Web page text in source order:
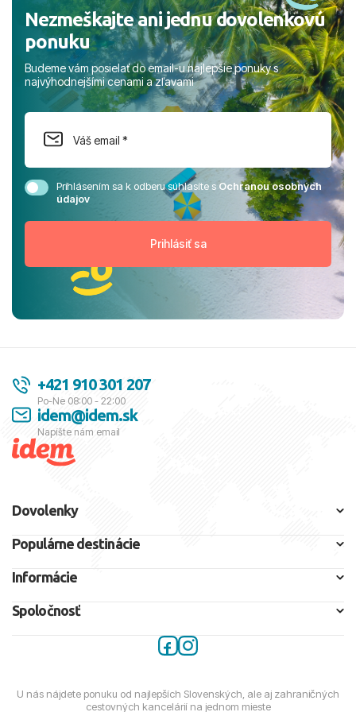
Nezmeškajte ani jednu dovolenkovú
ponuku
Budeme vám posielať do email-u najlepšie ponuky s
najvýhodnejšími cenami a zľavami
Prihlásením sa k odberu súhlasíte sOchranou osobných
údajov
+421 910 301 207
Po-Ne 08:00 - 22:00
idem@idem.sk
Napíšte nám email
Dovolenky
Populárne destinácie
Informácie
Spoločnosť
U nás nájdete ponuku od najlepších Slovenských, ale aj zahraničných
cestovných kancelárií na jednom mieste